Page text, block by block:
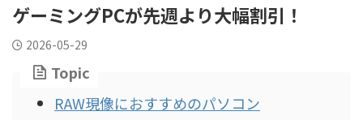
ゲーミングPCが先週より大幅割引！
2026-05-29
Topic
RAW現像におすすめのパソコン